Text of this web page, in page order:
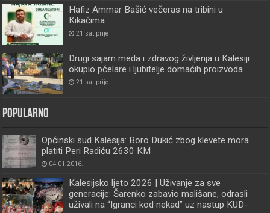
Hafiz Ammar Bašić večeras na tribini u
Kikačima
21 sat prije
Drugi sajam meda i zdravog življenja u Kalesiji
okupio pčelare i ljubitelje domaćih proizvoda
21 sat prije
Popularno
Općinski sud Kalesija: Boro Dukić zbog klevete mora
platiti Peri Radiću 2630 KM
04.01.2016.
Kalesijsko ljeto 2026 | Uživanje za sve
generacije: Šarenko zabavio mališane, odrasli
uživali na “Igranci kod nekad” uz nastup KUD-